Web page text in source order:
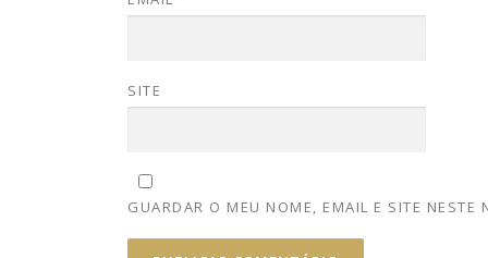
SITE
GUARDAR O MEU NOME, EMAIL E SITE NESTE